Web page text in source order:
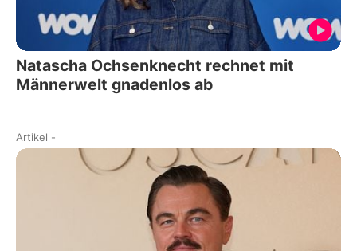
Natascha Ochsenknecht rechnet mit
Männerwelt gnadenlos ab
Artikel -